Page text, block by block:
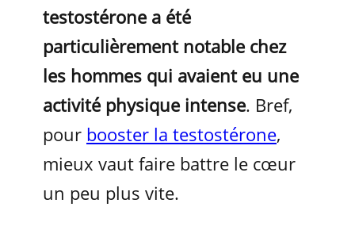
testostérone a été
particulièrement notable chez
les hommes qui avaient eu une
activité physique intense. Bref,
pour booster la testostérone,
mieux vaut faire battre le cœur
un peu plus vite.